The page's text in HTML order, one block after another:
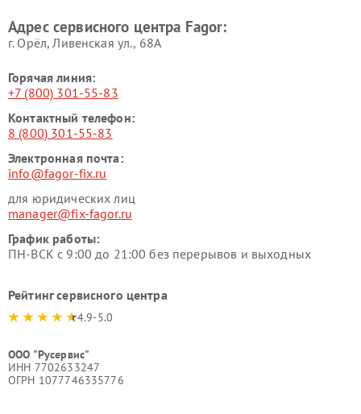
Адрес сервисного центра Fagor:
г. Орёл, Ливенская ул., 68А
Горячая линия:
+7 (800) 301-55-83
Контактный телефон:
8 (800) 301-55-83
Электронная почта:
info@fagor-fix.ru
для юридических лиц
manager@fix-fagor.ru
График работы:
ПН-ВСК с 9:00 до 21:00 без перерывов и выходных
Рейтинг сервисного центра
4.9-5.0
ООО "Русервис"
ИНН 7702633247
ОГРН 1077746335776